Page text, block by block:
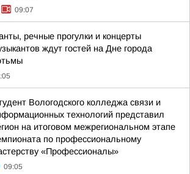
09:07
речные прогулки и концерты
ждут гостей на Дне города
Вологодского колледжа связи и
технологий представил
на итоговом межрегиональном этапе
по профессиональному
«Профессионалы»
09:05